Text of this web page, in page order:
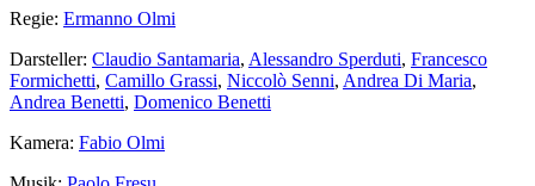
Regie: Ermanno Olmi
Darsteller: Claudio Santamaria, Alessandro Sperduti, Francesco
Formichetti, Camillo Grassi, Niccolò Senni, Andrea Di Maria,
Andrea Benetti, Domenico Benetti
Kamera: Fabio Olmi